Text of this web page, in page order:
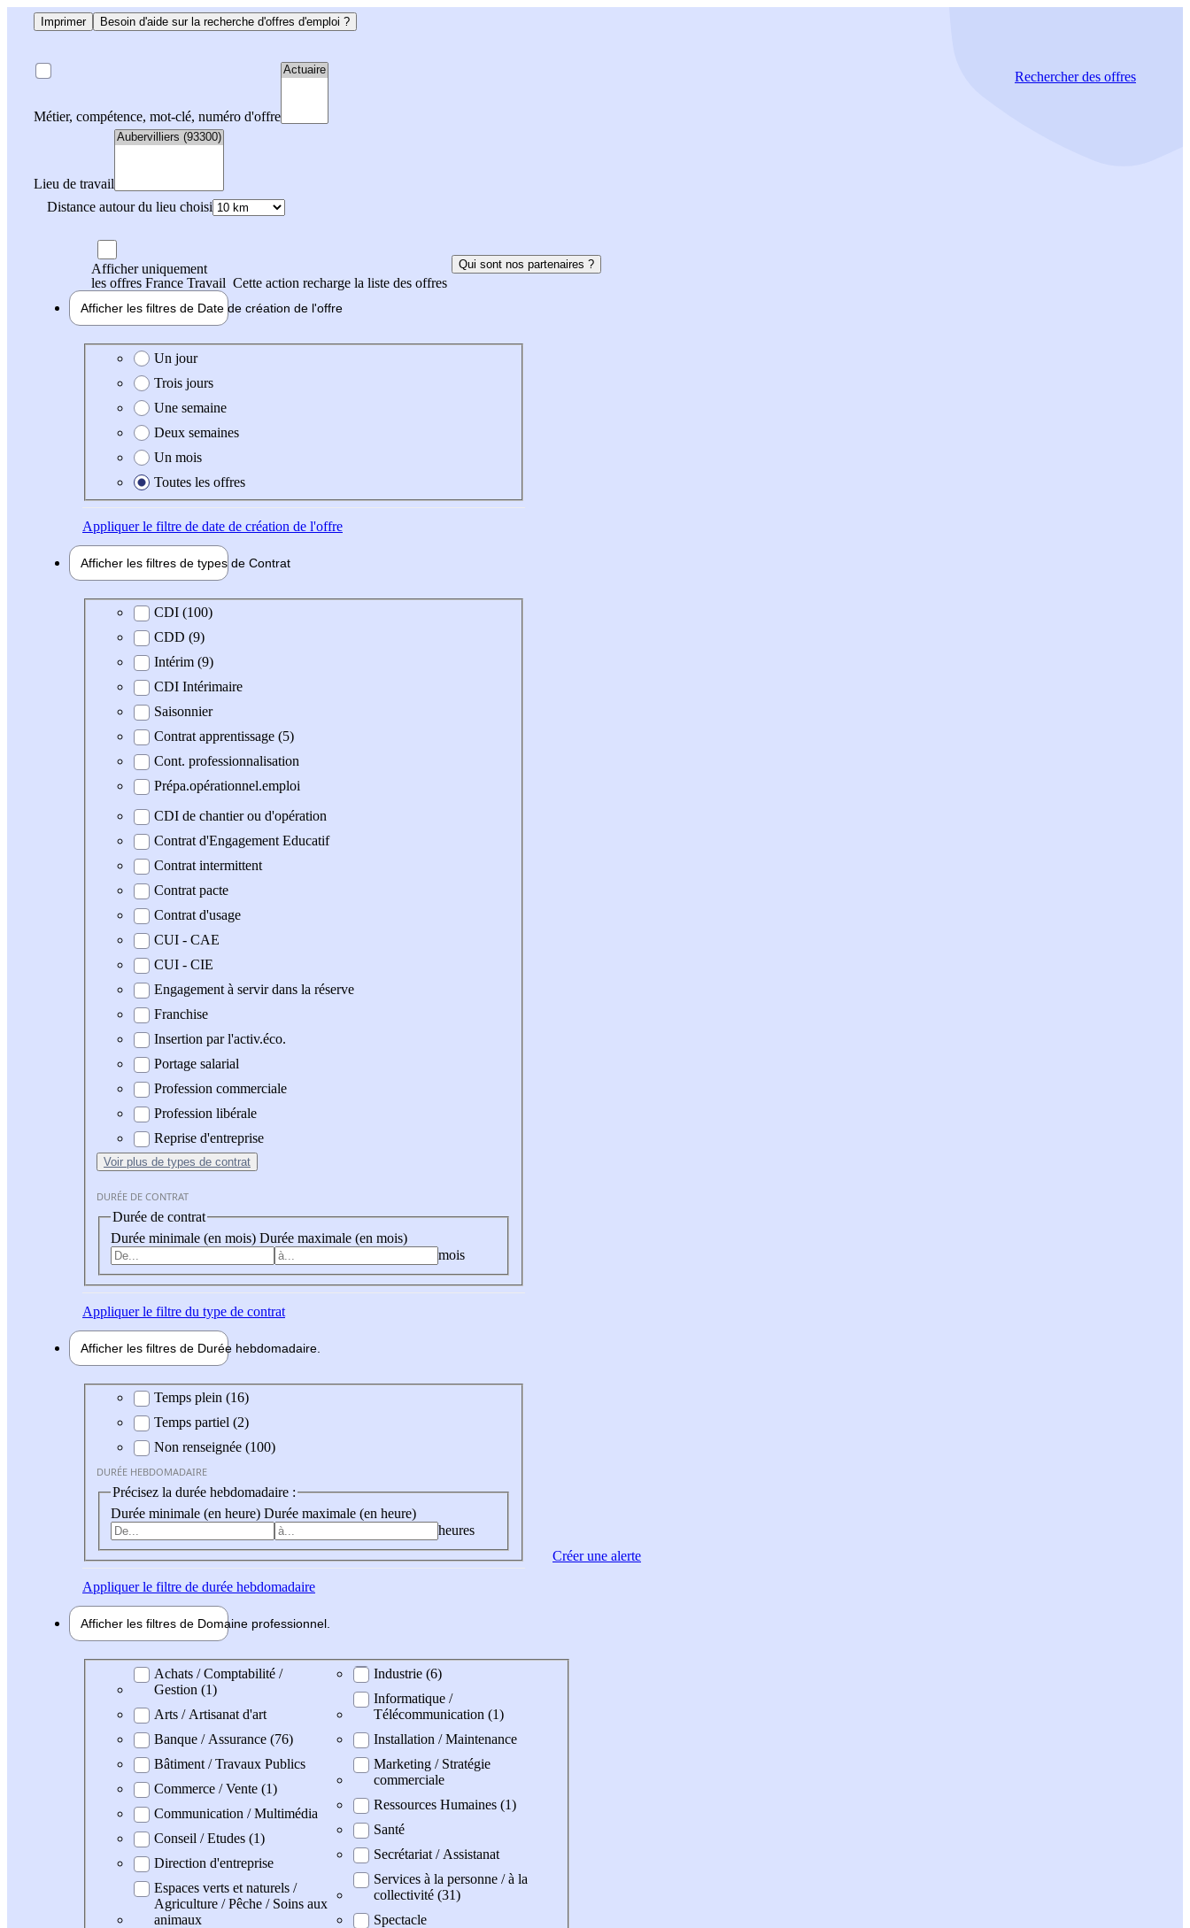
Imprimer Besoin d'aide sur la recherche d'offres d'emploi ?
Métier, compétence, mot-clé, numéro d'offre
Lieu de travail
Distance autour du lieu choisi
Rechercherdes offres
Afficher uniquement
les offres France Travail Cette action recharge la liste des offres
Qui sont nos partenaires ?
Afficher les filtres de Date de création de l'offre
Date de création de l'offre
Un jour
Trois jours
Une semaine
Deux semaines
Un mois
Toutes les offres
Appliquerle filtre de date de création de l'offre
Afficher les filtres de types de Contrat
Type de contratCDI (100)
CDD (9)
Intérim (9)
CDI Intérimaire
Saisonnier
Contrat apprentissage (5)
Cont. professionnalisation
Prépa.opérationnel.emploi
CDI de chantier ou d'opération
Contrat d'Engagement Educatif
Contrat intermittent
Contrat pacte
Contrat d'usage
CUI - CAE
CUI - CIE
Engagement à servir dans la réserve
Franchise
Insertion par l'activ.éco.
Portage salarial
Profession commerciale
Profession libérale
Reprise d'entreprise
Voir plus de types de contrat
DURÉE DE CONTRAT
Durée de contrat
Durée minimale (en mois) Durée maximale (en mois)
mois
Appliquerle filtre du type de contrat
Afficher les filtres de Durée hebdomadaire
Durée hebdomadaire
Temps plein (16)
Temps partiel (2)
Non renseignée (100)
DURÉE HEBDOMADAIRE
Précisez la durée hebdomadaire :
Durée minimale (en heure) Durée maximale (en heure)
heures
Appliquerle filtre de durée hebdomadaire
Afficher les filtres de Domaine professionnel
Domaine professionel
Achats / Comptabilité /
Gestion (1)
Arts / Artisanat d'art
Banque / Assurance (76)
Bâtiment / Travaux Publics
Commerce / Vente (1)
Communication / Multimédia
Conseil / Etudes (1)
Direction d'entreprise
Espaces verts et naturels /
Agriculture / Pêche / Soins aux
animaux
Industrie (6)
Informatique /
Télécommunication (1)
Installation / Maintenance
Marketing / Stratégie
commerciale
Ressources Humaines (1)
Santé
Secrétariat / Assistanat
Services à la personne / à la
collectivité (31)
Spectacle
Créer une alerte